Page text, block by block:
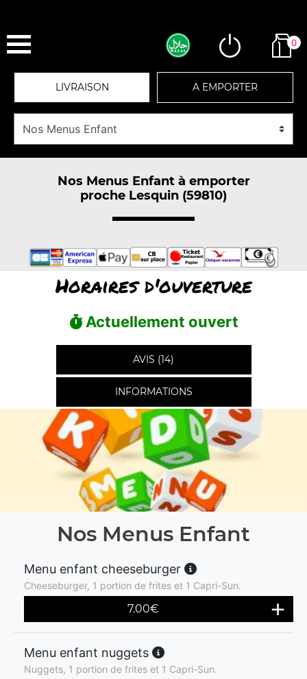
0
LIVRAISON A EMPORTER
Nos Menus Enfant à emporter
proche Lesquin (59810)
Horaires d'ouverture
Actuellement ouvert
AVIS (14)
INFORMATIONS
Nos Menus Enfant
Menu enfant cheeseburger
Cheeseburger, 1 portion de frites et 1 Capri-Sun.
7.00€
Menu enfant nuggets
Nuggets, 1 portion de frites et 1 Capri-Sun.